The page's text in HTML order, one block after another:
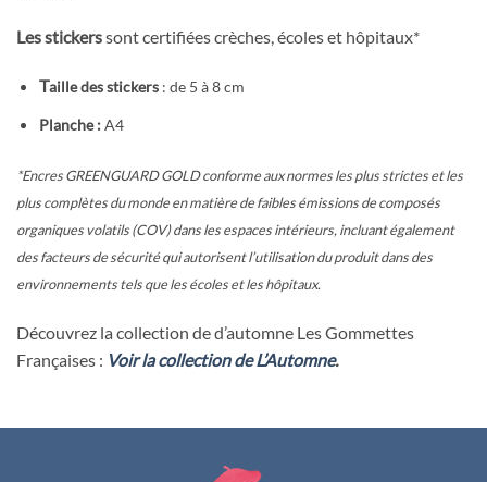
Les stickerssont certifiées crèches, écoles et hôpitaux*
Taille des stickers: de 5 à 8 cm
Planche :A4
*Encres GREENGUARD GOLD conforme aux normes les plus strictes et les
plus complètes du monde en matière de faibles émissions de composés
organiques volatils (COV) dans les espaces intérieurs, incluant également
des facteurs de sécurité qui autorisent l’utilisation du produit dans des
environnements tels que les écoles et les hôpitaux.
Découvrez la collection de d’automne Les Gommettes
Françaises : Voir la collection de L’Automne.